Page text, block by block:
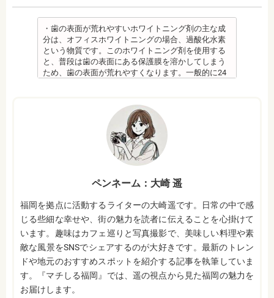
溶液）を40人分一度に飲んだ場合に到達（厚生労働
省 フッ化物の急性中毒量 e-ヘルスネット）
また、フッ素を塗った場合でも、ブラッシング不足
や磨き残しがあれば虫歯はできてしまいます。フッ
素は虫歯ができにくくなるだけで、通常の歯ブラ
シ、歯間掃除などは必要です。
備考 フッ素を塗布して、歯をコーティングし虫歯に
することが可能です。特に、塗布する時期に制限が
ないため、生えたての乳歯にも塗布することが可能
監修医情報 菊地由利佳先生
日本歯科大学新潟生命歯学部卒業
都内歯科医院にて勤務
・歯の表面が荒れやすいホワイトニング剤の主な成
分は、オフィスホワイトニングの場合、過酸化水素
という物質です。このホワイトニング剤を使用する
と、普段は歯の表面にある保護膜を溶かしてしまう
ため、歯の表面が荒れやすくなります。一般的に24
・ホワイトニング剤の影響で知覚過敏がおこるケー
スがあります。薬剤が歯の神経に強い刺激を与えて
しまうため、神経が敏感になりやすいのです。オフ
ィスホワイトニングで使用する薬剤はホームホワイ
トニングのものより濃度が高いため、より知覚過敏
になりやすい傾向があります。
ような白さに仕上がらないことがあります。また、
す。歯の厚みの違いやホワイトニングの作用が出に
くい部分があることなどにより、想定した白さや均
一な白さにならないことがあるのです。これは、常
に起こるということではなく、個人差が大きいた
め、実際のところは施術をしてみないと分からない
と言わざるを得ません。しかし、ホワイトニングを
続けていくことで目立たなくなることが多いです。
・ホワイトニング後は、徐々に色戻りをおこす場合
がほとんどです。
ペンネーム：大崎 遥
福岡を拠点に活動するライターの大崎遥です。日常の中で感
じる些細な幸せや、街の魅力を読者に伝えることを心掛けて
います。趣味はカフェ巡りと写真撮影で、美味しい料理や素
敵な風景をSNSでシェアするのが大好きです。最新のトレン
ドや地元のおすすめスポットを紹介する記事を執筆していま
す。『マチしる福岡』では、遥の視点から見た福岡の魅力を
お届けします。